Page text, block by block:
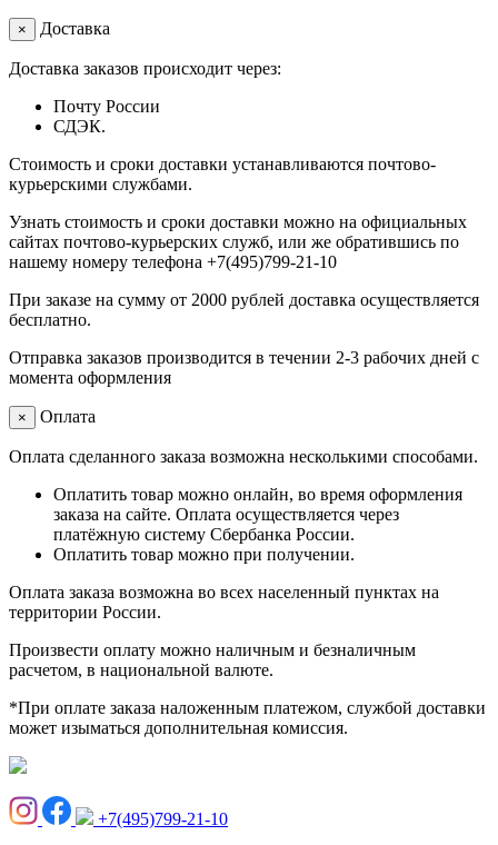
× Доставка
Доставка заказов происходит через:
Почту России
СДЭК.
Стоимость и сроки доставки устанавливаются почтово-
курьерскими службами.
Узнать стоимость и сроки доставки можно на официальных
сайтах почтово-курьерских служб, или же обратившись по
нашему номеру телефона +7(495)799-21-10
При заказе на сумму от 2000 рублей доставка осуществляется
бесплатно.
Отправка заказов производится в течении 2-3 рабочих дней с
момента оформления
× Оплата
Оплата сделанного заказа возможна несколькими способами.
Оплатить товар можно онлайн, во время оформления
заказа на сайте. Оплата осуществляется через
платёжную систему Сбербанка России.
Оплатить товар можно при получении.
Оплата заказа возможна во всех населенный пунктах на
территории России.
Произвести оплату можно наличным и безналичным
расчетом, в национальной валюте.
*При оплате заказа наложенным платежом, службой доставки
может изыматься дополнительная комиссия.
+7(495)799-21-10